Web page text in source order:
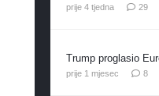
prije 4 tjedna 29
Trump proglasio
prije 1 mjesec 8